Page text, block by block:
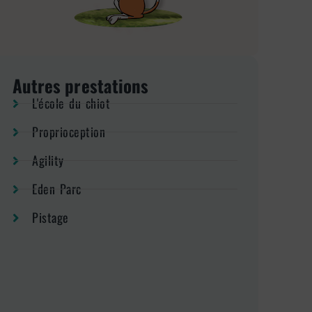
Autres prestations
L'école du chiot
Proprioception
Agility
Eden Parc
Pistage